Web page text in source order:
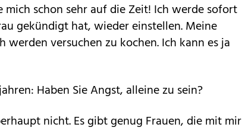
mich schon sehr auf die Zeit! Ich werde sofort
gekündigt hat, wieder einstellen. Meine
werden versuchen zu kochen. Ich kann es ja
Haben Sie Angst, alleine zu sein?
nicht. Es gibt genug Frauen, die mit mir